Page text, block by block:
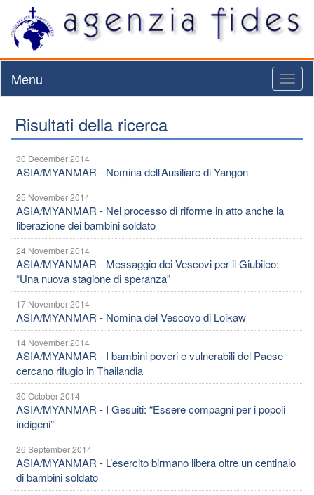
Menu
Risultati della ricerca
30 December 2014
ASIA/MYANMAR - Nomina dell’Ausiliare di Yangon
25 November 2014
ASIA/MYANMAR - Nel processo di riforme in atto anche la
liberazione dei bambini soldato
24 November 2014
ASIA/MYANMAR - Messaggio dei Vescovi per il Giubileo:
“Una nuova stagione di speranza”
17 November 2014
ASIA/MYANMAR - Nomina del Vescovo di Loikaw
14 November 2014
ASIA/MYANMAR - I bambini poveri e vulnerabili del Paese
cercano rifugio in Thailandia
30 October 2014
ASIA/MYANMAR - I Gesuiti: “Essere compagni per i popoli
indigeni”
26 September 2014
ASIA/MYANMAR - L’esercito birmano libera oltre un centinaio
di bambini soldato